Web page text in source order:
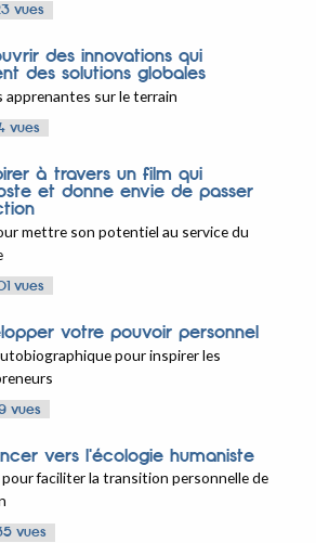
vues
des innovations qui
des solutions globales
apprenantes sur le terrain
vues
à travers un film qui
et donne envie de passer
mettre son potentiel au service du
vues
votre pouvoir personnel
pour inspirer les
vues
vers l'écologie humaniste
faciliter la transition personnelle de
vues